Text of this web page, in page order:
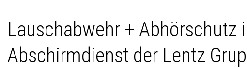
Lauschabwehr + Abhörschutz
Abschirmdienst der Lentz